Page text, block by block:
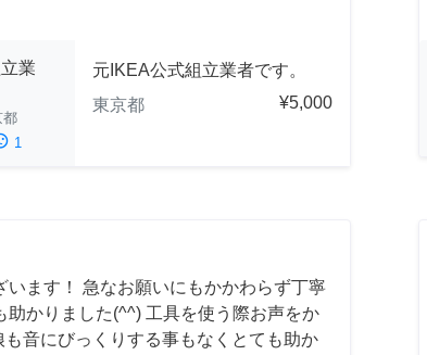
業
都
1
元IKEA公式組立業者です。
東京都
¥5,000
います！ 急なお願いにもかかわらず丁寧
助かりました(^^) 工具を使う際お声をか
音にびっくりする事もなくとても助か